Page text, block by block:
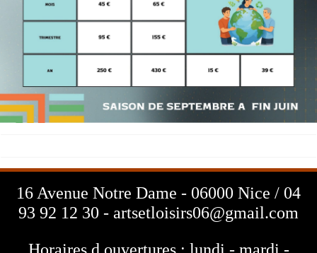
16 Avenue Notre Dame - 06000 Nice / 04
93 92 12 30 - artsetloisirs06@gmail.com